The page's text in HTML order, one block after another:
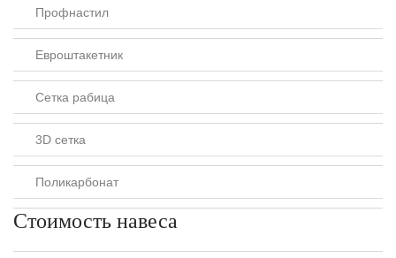
Профнастил
Евроштакетник
Сетка рабица
3D сетка
Поликарбонат
Стоимость навеса